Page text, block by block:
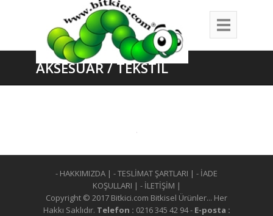
AKSESUAR / TEKSTİL
- HAKKIMIZDA | - TESLİMAT ŞARTLARI | - İADE
KOŞULLARI | - İLETİŞİM |
Copyright © 2017 Bitkici.com Bitkisel Ürünler... Her
Hakkı Saklıdır. Telefon : 0216 345 42 94 - E-posta :